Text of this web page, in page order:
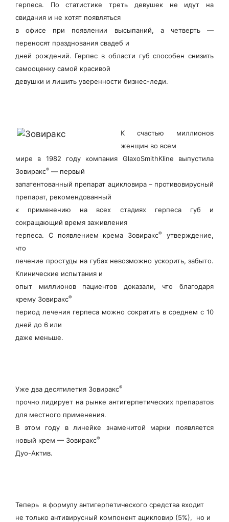
герпеса. По статистике треть девушек не идут на
свидания и не хотят появляться
в офисе при появлении высыпаний, а четверть —
переносят празднования свадеб и
дней рождений. Герпес в области губ способен снизить
самооценку самой красивой
девушки и лишить уверенности бизнес-леди.
К счастью миллионов
женщин во всем
мире в 1982 году компания GlaxoSmithKline выпустила
Зовиракс® — первый
запатентованный препарат ацикловира – противовирусный
препарат, рекомендованный
к применению на всех стадиях герпеса губ и
сокращающий время заживления
герпеса. С появлением крема Зовиракс®
утверждение,
что
лечение простуды на губах невозможно ускорить, забыто.
Клинические испытания и
опыт миллионов пациентов доказали, что благодаря
крему Зовиракс®
период лечения герпеса можно сократить в среднем с 10
дней до 6 или
даже меньше.
Уже два десятилетия Зовиракс®
прочно лидирует на рынке антигерпетических препаратов
для местного применения.
В этом году в линейке знаменитой марки появляется
новый крем — Зовиракс®
Дуо-Актив.
Теперь в формулу антигерпетического средства входит
не только антивирусный компонент ацикловир (5%), но и